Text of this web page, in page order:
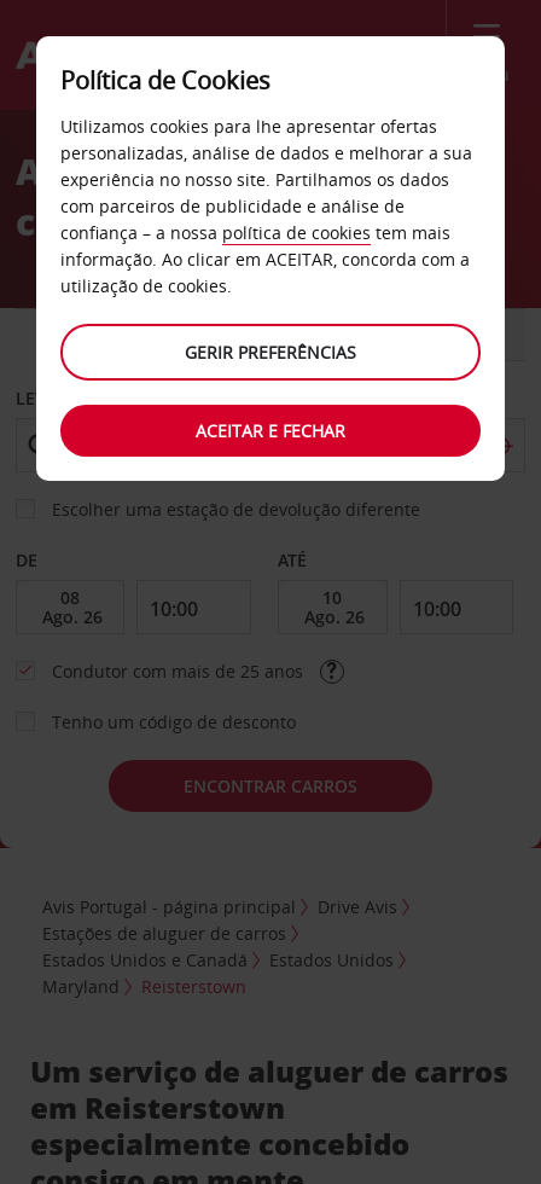
Menu
Welcome
AvisAluguer de
carros Reisterstown
CARRO COMERCIAIS
LEVANTAR EM
Escolher uma estação de devolução diferente
DE ATÉ
Condutor com mais de 25 anos
Tenho um código de desconto
ENCONTRAR CARROS
Avis Portugal - página principal
Drive Avis
Estações de aluguer de carros
Estados Unidos e Canadá
Estados Unidos
Maryland
Reisterstown
Um serviço de aluguer de carros
em Reisterstown
especialmente concebido
Política de Cookies
Utilizamos cookies para lhe apresentar ofertas
personalizadas, análise de dados e melhorar a sua
experiência no nosso site. Partilhamos os dados
com parceiros de publicidade e análise de
confiança – a nossa política de cookies tem mais
informação. Ao clicar em ACEITAR, concorda com a
utilização de cookies.
GERIR PREFERÊNCIAS
ACEITAR E FECHAR